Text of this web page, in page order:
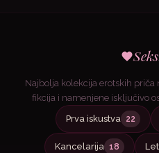
Najbolja kolekcija erotskih priča
fikcija i namenjene isključivo
Prva iskustva 22
Kancelarija 18